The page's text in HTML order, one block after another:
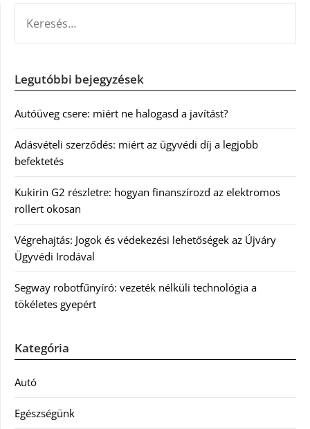
Legutóbbi bejegyzések
Autóüveg csere: miért ne halogasd a javítást?
Adásvételi szerződés: miért az ügyvédi díj a legjobb
befektetés
Kukirin G2 részletre: hogyan finanszírozd az elektromos
rollert okosan
Végrehajtás: Jogok és védekezési lehetőségek az Újváry
Ügyvédi Irodával
Segway robotfűnyíró: vezeték nélküli technológia a
tökéletes gyepért
Kategória
Autó
Egészségünk